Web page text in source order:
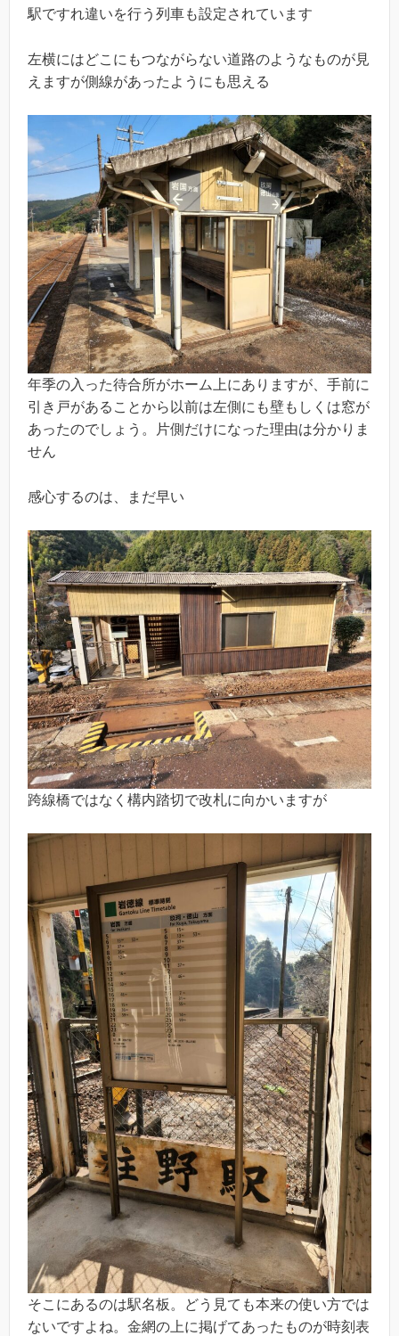
駅ですれ違いを行う列車も設定されています
左横にはどこにもつながらない道路のようなものが見
えますが側線があったようにも思える
年季の入った待合所がホーム上にありますが、手前に
引き戸があることから以前は左側にも壁もしくは窓が
あったのでしょう。片側だけになった理由は分かりま
せん
感心するのは、まだ早い
跨線橋ではなく構内踏切で改札に向かいますが
そこにあるのは駅名板。どう見ても本来の使い方では
ないですよね。金網の上に掲げてあったものが時刻表